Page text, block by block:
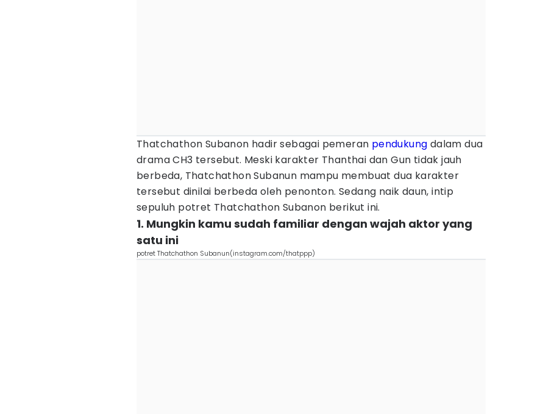
Thatchathon Subanon hadir sebagai pemeran pendukung dalam dua
drama CH3 tersebut. Meski karakter Thanthai dan Gun tidak jauh
berbeda, Thatchathon Subanun mampu membuat dua karakter
tersebut dinilai berbeda oleh penonton. Sedang naik daun, intip
sepuluh potret Thatchathon Subanon berikut ini.
1. Mungkin kamu sudah familiar dengan wajah aktor yang
satu ini
potret Thatchathon Subanun(instagram.com/thatppp)